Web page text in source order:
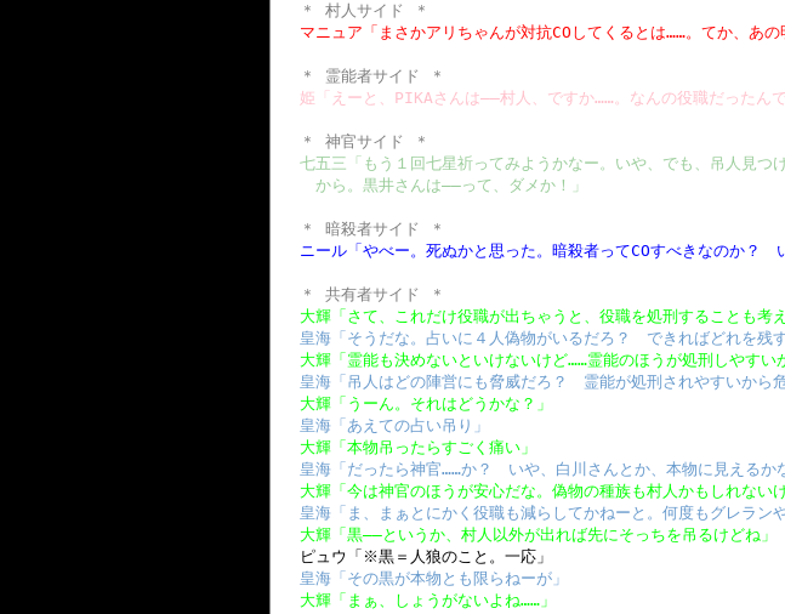
＊ 村人サイド ＊
マニュア「まさかアリちゃんが対抗COしてくるとは……。てか、あ
＊ 霊能者サイド ＊
姫「えーと、PIKAさんは――村人、ですか……。なんの役職だったん
＊ 神官サイド ＊
七五三「もう１回七星祈ってみようかなー。いや、でも、吊人見
から。黒井さんは――って、ダメか！」
＊ 暗殺者サイド ＊
ニール「やべー。死ぬかと思った。暗殺者ってCOすべきなのか？
＊ 共有者サイド ＊
大輝「さて、これだけ役職が出ちゃうと、役職を処刑することも考
皇海「そうだな。占いに４人偽物がいるだろ？ できればどれを残
大輝「霊能も決めないといけないけど……霊能のほうが処刑しやすい
皇海「吊人はどの陣営にも脅威だろ？ 霊能が処刑されやすいから
大輝「うーん。それはどうかな？」
皇海「あえての占い吊り」
大輝「本物吊ったらすごく痛い」
皇海「だったら神官……か？ いや、白川さんとか、本物に見えるか
大輝「今は神官のほうが安心だな。偽物の種族も村人かもしれないけ
皇海「ま、まぁとにかく役職も減らしてかねーと。何度もグレラン
大輝「黒――というか、村人以外が出れば先にそっちを吊るけどね」
ピュウ「※黒＝人狼のこと。一応」
皇海「その黒が本物とも限らねーが」
大輝「まぁ、しょうがないよね……」